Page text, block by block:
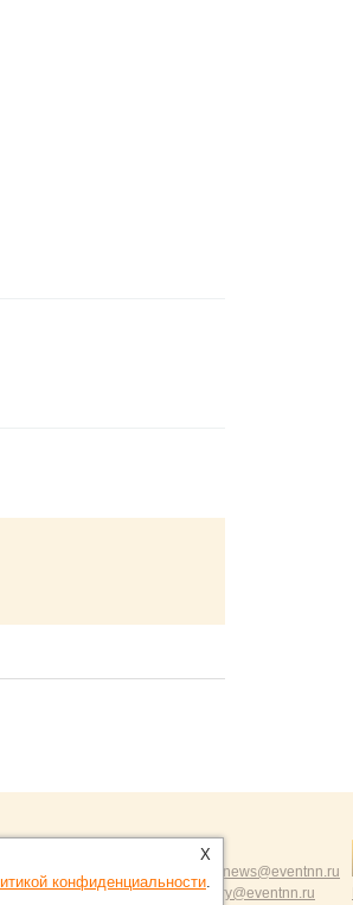
релизами и разумной критикой: news@eventnn.ru
информации на сайт:dmitry@eventnn.ru
X
конфиденциальности.